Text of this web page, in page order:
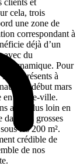
cela, trois
une zone de
correspondant à
déjà d’un
avec du
dynamique. Pour
présents à
début mars
en centre-ville.
aller plus loin en
les grosses
les 200 m².
crédible de
de nos